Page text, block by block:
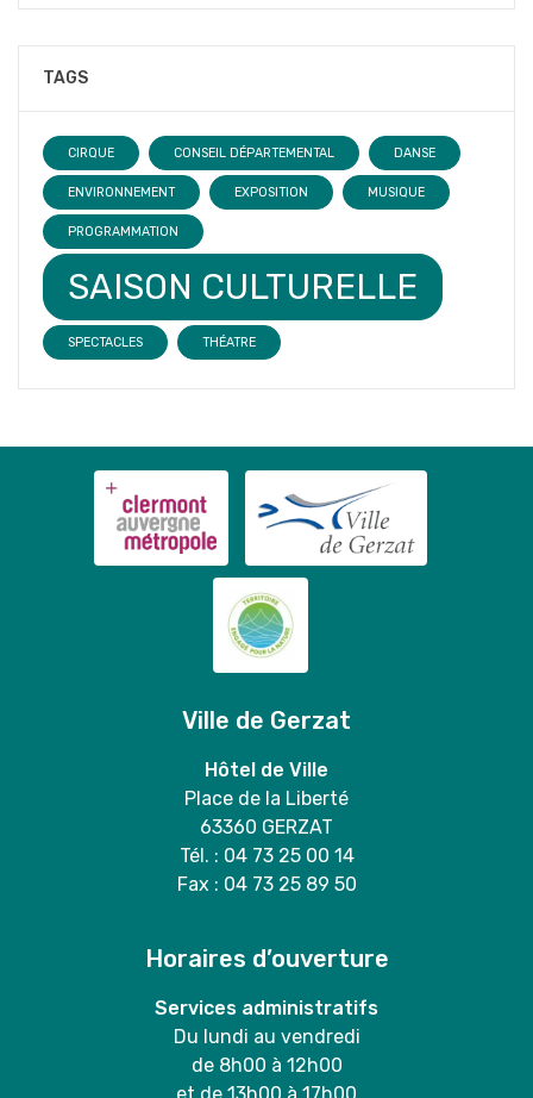
TAGS
CIRQUE CONSEIL DÉPARTEMENTAL DANSE
ENVIRONNEMENT EXPOSITION MUSIQUE
PROGRAMMATION
SAISON CULTURELLE
SPECTACLES THÉATRE
Ville de Gerzat
Hôtel de Ville
Place de la Liberté
63360 GERZAT
Tél. : 04 73 25 00 14
Fax : 04 73 25 89 50
Horaires d’ouverture
Services administratifs
Du lundi au vendredi
de 8h00 à 12h00
et de 13h00 à 17h00